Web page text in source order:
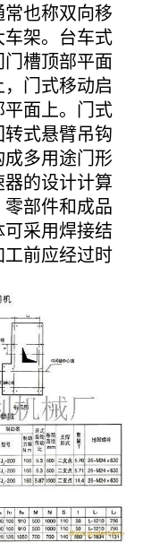
也称双向移
架。台车式
槽顶部平面
门式移动启
面上。门式
式悬臂吊钩
成多用途门形
的设计计算
部件和成品
采用焊接结
前应经过时